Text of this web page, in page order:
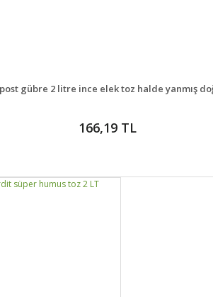
gübre 2 litre ince elek toz halde yanmış
166,19 TL